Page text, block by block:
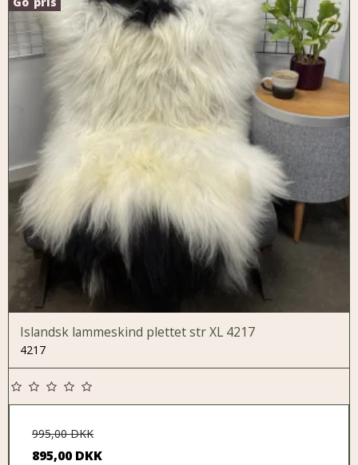
Islandsk lammeskind plettet str XL 4217
4217
995,00 DKK
895,00 DKK